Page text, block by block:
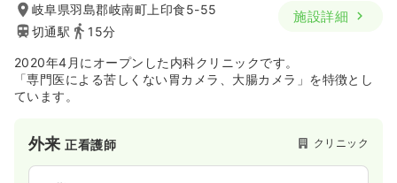
岐阜県羽島郡岐南町上印食5-55
切通駅
15分
施設詳細
2020年4月にオープンした内科クリニックです。
「専門医による苦しくない胃カメラ、大腸カメラ」を特徴とし
ています。
外来正看護師 クリニック